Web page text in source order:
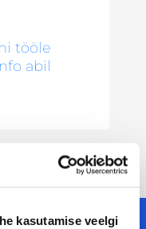
kasutamise veelgi
tööle
abil